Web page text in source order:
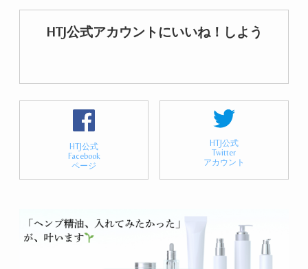
HTJ公式アカウントにいいね！しよう
HTJ公式
Facebook
ページ
HTJ公式
Twitter
アカウント